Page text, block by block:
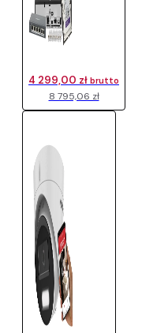
8 795,06 zł
4 299,00 zł brutto